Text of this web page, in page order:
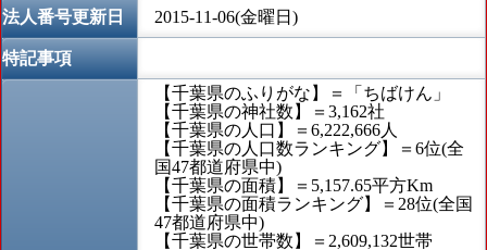
法人番号更新日 2015-11-06(金曜日)
特記事項
【千葉県のふりがな】＝「ちばけん」
【千葉県の神社数】＝3,162社
【千葉県の人口】＝6,222,666人
【千葉県の人口数ランキング】＝6位(全
国47都道府県中)
【千葉県の面積】＝5,157.65平方Km
【千葉県の面積ランキング】＝28位(全国
47都道府県中)
【千葉県の世帯数】＝2,609,132世帯